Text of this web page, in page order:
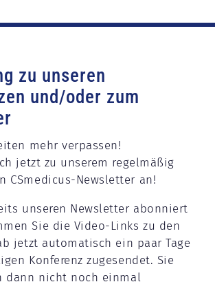
zu unseren
und/oder zum
mehr verpassen!
jetzt zu unserem regelmäßig
CSmedicus-Newsletter an!
unseren Newsletter abonniert
Sie die Video-Links zu den
jetzt automatisch ein paar Tage
Konferenz zugesendet. Sie
dann nicht noch einmal